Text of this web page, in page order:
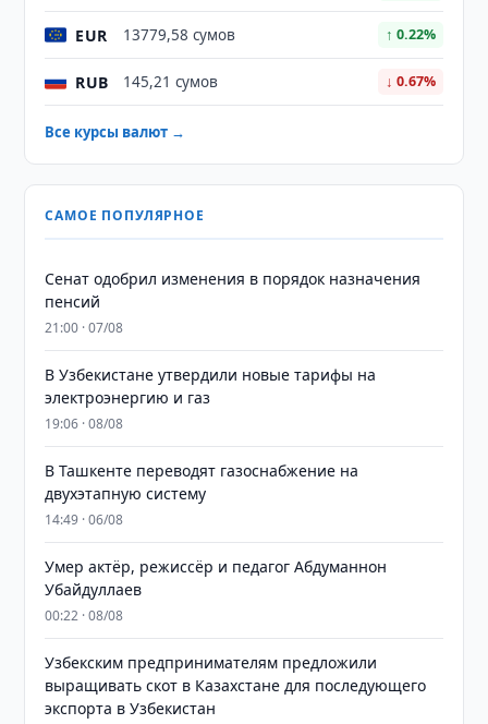
EUR 13779,58 сумов ↑ 0.22%
RUB 145,21 сумов ↓ 0.67%
Все курсы валют →
САМОЕ ПОПУЛЯРНОЕ
Сенат одобрил изменения в порядок назначения
пенсий
21:00 · 07/08
В Узбекистане утвердили новые тарифы на
электроэнергию и газ
19:06 · 08/08
В Ташкенте переводят газоснабжение на
двухэтапную систему
14:49 · 06/08
Умер актёр, режиссёр и педагог Абдуманнон
Убайдуллаев
00:22 · 08/08
Узбекским предпринимателям предложили
выращивать скот в Казахстане для последующего
экспорта в Узбекистан